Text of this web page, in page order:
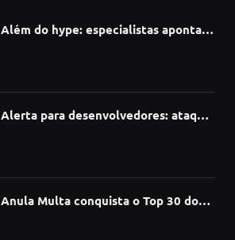
Além do hype: especialistas apontam
Alerta para desenvolvedores: ataque
Anula Multa conquista o Top 30 do